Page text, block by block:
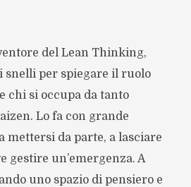
del Lean Thinking,
snelli per spiegare il ruolo
chi si occupa da tanto
Lo fa con grande
mettersi da parte, a lasciare
gestire un’emergenza. A
uno spazio di pensiero e